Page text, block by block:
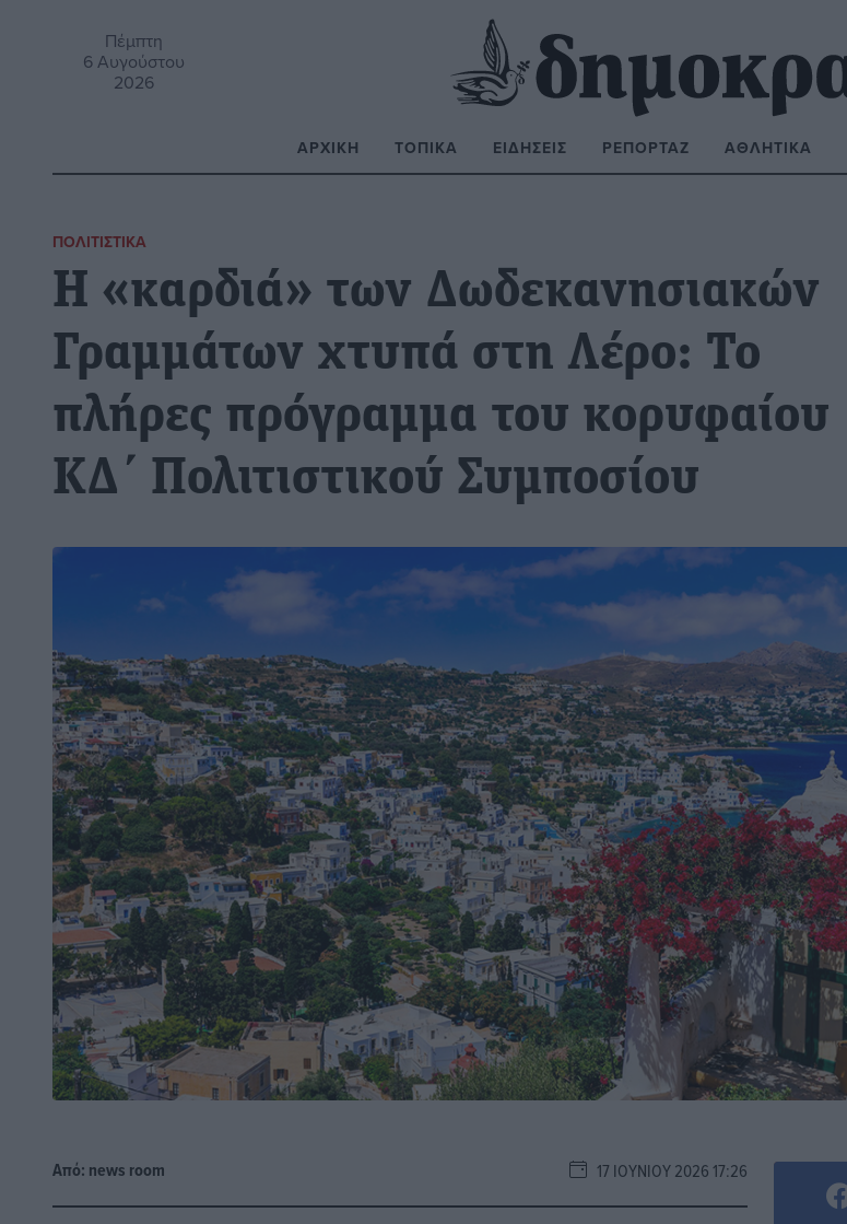
Πέμπτη
6 Αυγούστου
2026
ΑΡΧΙΚΉ ΤΟΠΙΚΆ ΕΙΔΉΣΕΙΣ ΡΕΠΟΡΤΆΖ ΑΘΛΗΤΙΚΆ
ΠΟΛΙΤΙΣΤΙΚΆ
Η «καρδιά» των Δωδεκανησιακών
Γραμμάτων χτυπά στη Λέρο: Το
πλήρες πρόγραμμα του κορυφαίου
ΚΔ΄ Πολιτιστικού Συμποσίου
Από: news room 17 ΙΟΥΝΊΟΥ 2026 17:26